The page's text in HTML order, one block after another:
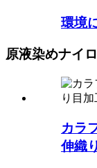
環境
原液染めナイ
カラ
伸織